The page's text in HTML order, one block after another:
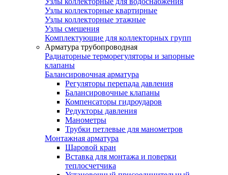
Узлы коллекторные квартирные
Узлы коллекторные этажные
Узлы смешения
Комплектующие для коллекторных групп
Арматура трубопроводная
Радиаторные терморегуляторы и запорные
клапаны
Балансировочная арматура
Регуляторы перепада давления
Балансировочные клапаны
Компенсаторы гидроударов
Редукторы давления
Манометры
Трубки петлевые для манометров
Монтажная арматура
Шаровой кран
Вставка для монтажа и поверки
теплосчетчика